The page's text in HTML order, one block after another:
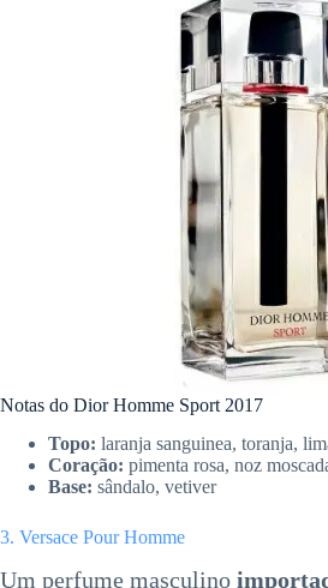
Notas do Dior Homme Sport 2017
Topo: laranja sanguinea, toranja,
Coração: pimenta rosa, noz
Base: sândalo, vetiver
3. Versace Pour Homme
Um perfume masculino